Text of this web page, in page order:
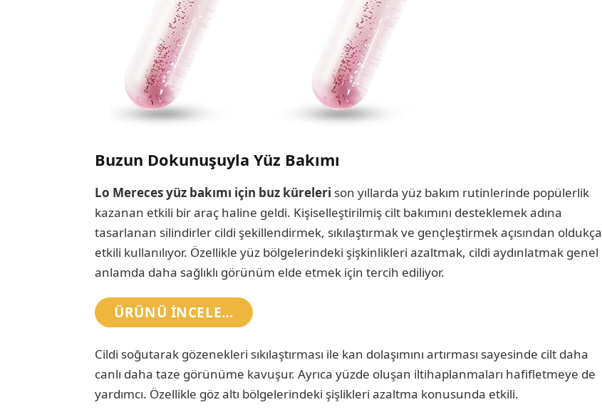
Buzun Dokunuşuyla Yüz Bakımı
Lo Mereces yüz bakımı için buz küreleri son yıllarda yüz bakım rutinlerinde popülerlik
kazanan etkili bir araç haline geldi. Kişiselleştirilmiş cilt bakımını desteklemek adına
tasarlanan silindirler cildi şekillendirmek, sıkılaştırmak ve gençleştirmek açısından oldukça
etkili kullanılıyor. Özellikle yüz bölgelerindeki şişkinlikleri azaltmak, cildi aydınlatmak genel
anlamda daha sağlıklı görünüm elde etmek için tercih ediliyor.
ÜRÜNÜ INCELE…
Cildi soğutarak gözenekleri sıkılaştırması ile kan dolaşımını artırması sayesinde cilt daha
canlı daha taze görünüme kavuşur. Ayrıca yüzde oluşan iltihaplanmaları hafifletmeye de
yardımcı. Özellikle göz altı bölgelerindeki şişlikleri azaltma konusunda etkili.